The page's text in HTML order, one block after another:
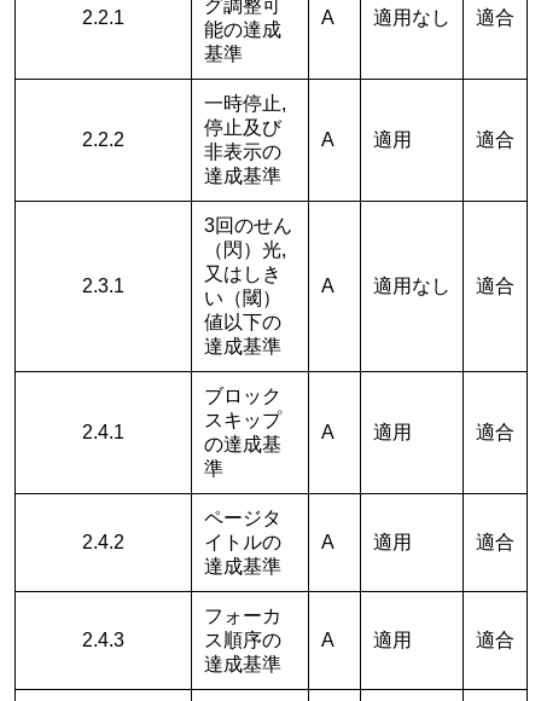
2.2.1
グ調整可
能の達成
基準
A 適用なし 適合
2.2.2
一時停止,
停止及び
非表示の
達成基準
A 適用 適合
2.3.1
3回のせん
（閃）光,
又はしき
い（閾）
値以下の
達成基準
A 適用なし 適合
2.4.1
ブロック
スキップ
の達成基
準
A 適用 適合
2.4.2
ページタ
イトルの
達成基準
A 適用 適合
2.4.3
フォーカ
ス順序の
達成基準
A 適用 適合